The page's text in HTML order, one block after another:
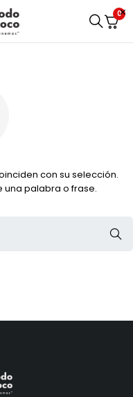
0
con su selección.
una palabra o frase.